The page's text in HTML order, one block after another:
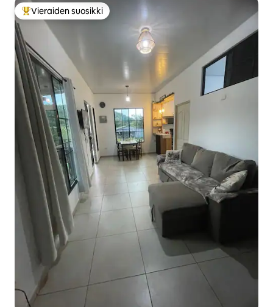
Vieraiden suosikkien parhaimmistoa
Vieraiden suosikki